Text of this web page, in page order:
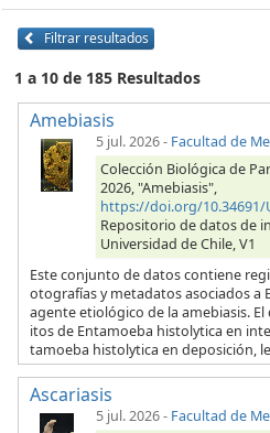
Filtrar resultados
1 a 10 de 185 Resultados
Amebiasis
5 jul. 2026- Facultad de
Colección Biológica de
2026, "Amebiasis",
https://doi.org/10.34691/
Repositorio de datos de
Universidad de Chile, V1
Este conjunto de datos contiene
otografías y metadatos asociados a
agente etiológico de la amebiasis.
itos de Entamoeba histolytica en
tamoeba histolytica en deposición,
Ascariasis
5 jul. 2026- Facultad de